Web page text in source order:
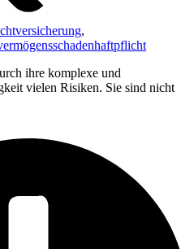
,
ihre komplexe und
vielen Risiken. Sie sind nicht